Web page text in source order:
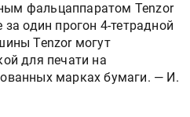
фальцаппаратом Tenzor
один прогон 4-тетрадной
Tenzor могут
для печати на
марках бумаги. — И.